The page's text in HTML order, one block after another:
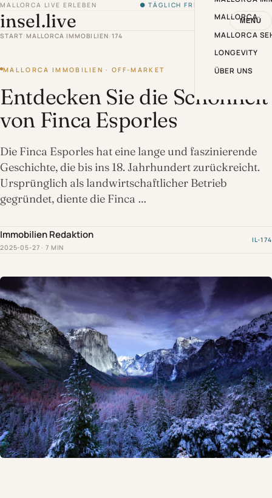
MALLORCA LIVE ERLEBEN ● TÄGLICH FRISCH VON DER INSEL
insel.live MENÜ
MALLORCA
MALLORCA
LONGEVITY
ÜBER UNS
START /MALLORCA IMMOBILIEN 174
MALLORCA IMMOBILIEN · OFF-MARKET
Entdecken Sie die Schönheit
von Finca Esporles
Die Finca Esporles hat eine lange und faszinierende
Geschichte, die bis ins 18. Jahrhundert zurückreicht.
Ursprünglich als landwirtschaftlicher Betrieb
gegründet, diente die Finca …
Immobilien Redaktion
2025-05-27 · 7 MIN
IL-174